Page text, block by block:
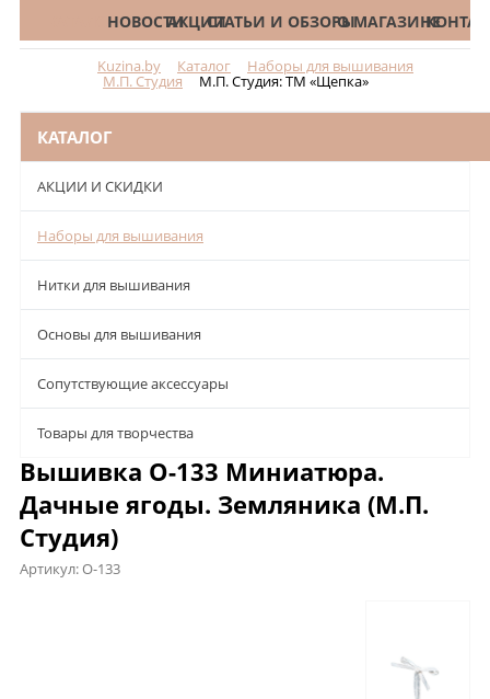
КАТАЛОГНОВОСТИАКЦИИСТАТЬИ И ОБЗОРЫО МАГАЗИНЕ
Kuzina.by Каталог Наборы для вышивания
М.П. Студия М.П. Студия: ТМ «Щепка»
КАТАЛОГ
АКЦИИ И СКИДКИ
Наборы для вышивания
Нитки для вышивания
Основы для вышивания
Сопутствующие аксессуары
Товары для творчества
Вышивка О-133 Миниатюра.
Дачные ягоды. Земляника (М.П.
Студия)
Артикул:О-133